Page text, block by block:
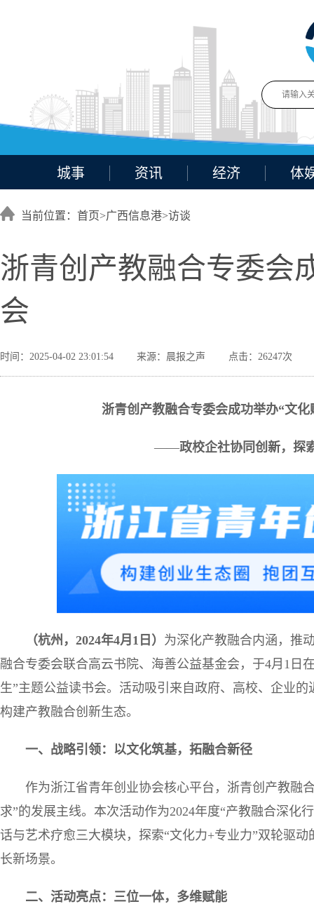
城事 资讯 经济 体
当前位置：首页>广西信息港>访谈
浙青创产教融合专委会
会
时间：2025-04-02 23:01:54 来源：晨报之声 点击：26247次
浙青创产教融合专委会成功举办“文化
——政校企社协同创新，探
（杭州， 2024年4月 1 日） 为深化产教融合内涵，推
融合专委会联合高云书院、海善公益基金会，于4月1日
生”主题公益读书会。活动吸引来自政府、高校、企业
构建产教融合创新生态。
一、战略引领：以文化筑基，拓融合新径
作为浙江省青年创业协会核心平台，浙青创产教融
求”的发展主线。本次活动作为2024年度“产教融合深化
话与艺术疗愈三大模块，探索“文化力+专业力”双轮驱
长新场景。
二、活动亮点：三位一体，多维赋能